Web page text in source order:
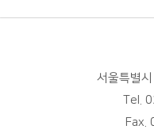
서울특별
Tel.
Fax.